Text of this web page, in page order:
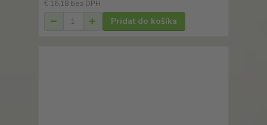
€ 16,18 bez DPH
Pridať do košíka